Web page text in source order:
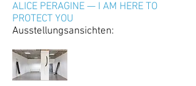
ALICE PERAGINE — I AM HERE TO
PROTECT YOU
Ausstellungsansichten: